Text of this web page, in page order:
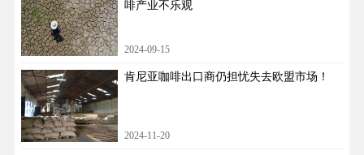
啡产业不乐观
2024-09-15
肯尼亚咖啡出口商仍担忧失去欧盟市场！
2024-11-20